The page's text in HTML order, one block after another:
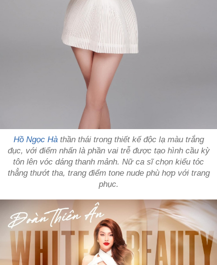
Hồ Ngọc Hàthần thái trong thiết kế độc lạ màu trắng
đục, với điểm nhấn là phần vai trễ được tạo hình cầu kỳ
tôn lên vóc dáng thanh mảnh. Nữ ca sĩ chọn kiểu tóc
thẳng thướt tha, trang điểm tone nude phù hợp với trang
phục.